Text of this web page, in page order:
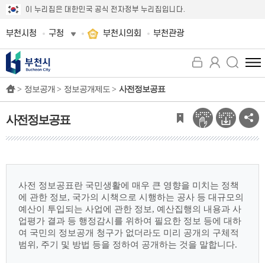
이 누리집은 대한민국 공식 전자정부 누리집입니다.
부천시청 구청 부천시의회 부천관광
전
체
뉴
보
기
> 정보공개 > 정보공개제도 > 사전정보공표
사전정보공표
사전 정보공표란 국민생활에 매우 큰 영향을 미치는 정책
에 관한 정보, 국가의 시책으로 시행하는 공사 등 대규모의
예산이 투입되는 사업에 관한 정보, 예산집행의 내용과 사
업평가 결과 등 행정감시를 위하여 필요한 정보 등에 대하
여 국민의 정보공개 청구가 없더라도 미리
공개의 구체적
범위, 주기 및 방법 등을 정하여 공개하는 것을 말합니다.